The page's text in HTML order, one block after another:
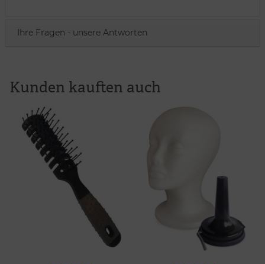
Ihre Fragen - unsere Antworten
Kunden kauften auch